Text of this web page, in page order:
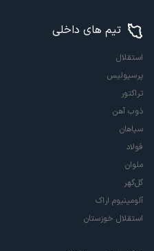
تیم های داخلی
استقلال
پرسپولیس
تراکتور
ذوب آهن
سپاهان
فولاد
ملوان
گل‌گهر
آلومینیوم اراک
استقلال خوزستان